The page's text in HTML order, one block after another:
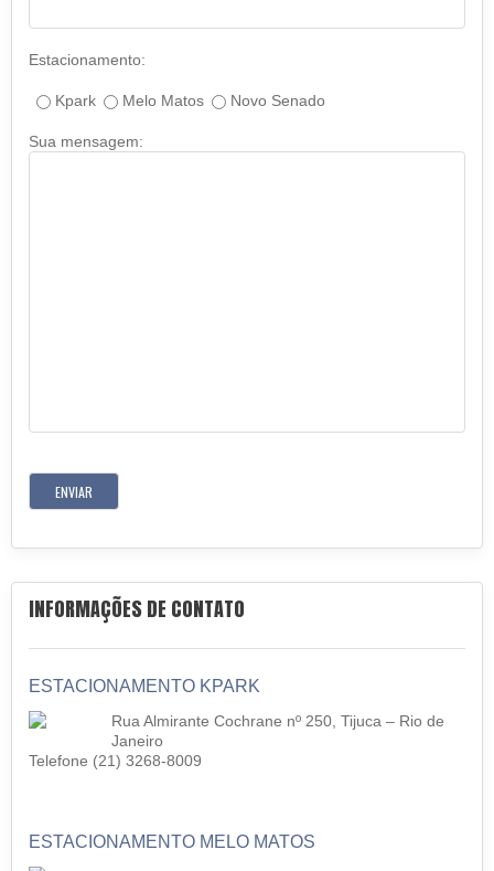
Estacionamento:
Kpark Melo Matos Novo Senado
Sua mensagem:
INFORMAÇÕES DE CONTATO
ESTACIONAMENTO KPARK
Rua Almirante Cochrane nº 250, Tijuca – Rio de
Janeiro
Telefone (21) 3268-8009
ESTACIONAMENTO MELO MATOS